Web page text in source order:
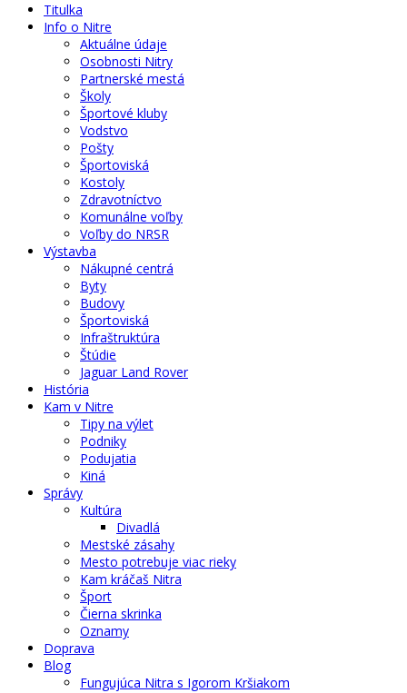
Titulka
Info o Nitre
Aktuálne údaje
Osobnosti Nitry
Partnerské mestá
Školy
Športové kluby
Vodstvo
Pošty
Športoviská
Kostoly
Zdravotníctvo
Komunálne voľby
Voľby do NRSR
Výstavba
Nákupné centrá
Byty
Budovy
Športoviská
Infraštruktúra
Štúdie
Jaguar Land Rover
História
Kam v Nitre
Tipy na výlet
Podniky
Podujatia
Kiná
Správy
Kultúra
Divadlá
Mestské zásahy
Mesto potrebuje viac rieky
Kam kráčaš Nitra
Šport
Čierna skrinka
Oznamy
Doprava
Blog
Fungujúca Nitra s Igorom Kršiakom